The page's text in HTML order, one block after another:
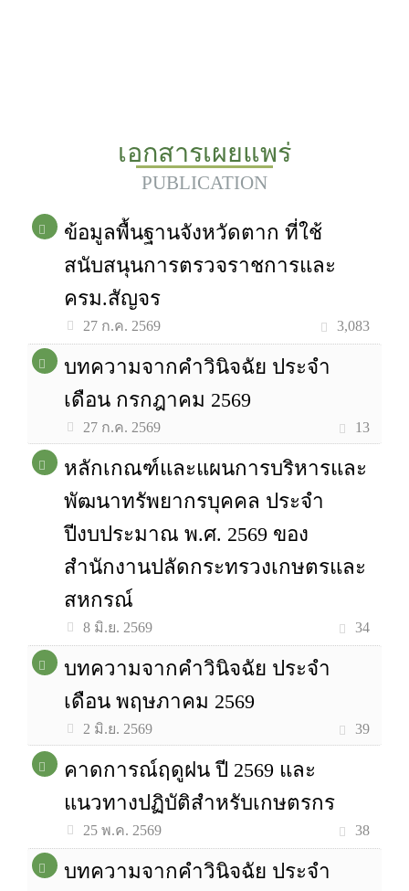
เอกสารเผยแพร่
PUBLICATION
ข้อมูลพื้นฐานจังหวัดตาก ที่ใช้
สนับสนุนการตรวจราชการและ
ครม.สัญจร
27 ก.ค. 2569 3,083
บทความจากคำวินิจฉัย ประจำ
เดือน กรกฎาคม 2569
27 ก.ค. 2569 13
หลักเกณฑ์และแผนการบริหารและ
พัฒนาทรัพยากรบุคคล ประจำ
ปีงบประมาณ พ.ศ. 2569 ของ
สำนักงานปลัดกระทรวงเกษตรและ
สหกรณ์
8 มิ.ย. 2569 34
บทความจากคำวินิจฉัย ประจำ
เดือน พฤษภาคม 2569
2 มิ.ย. 2569 39
คาดการณ์ฤดูฝน ปี 2569 และ
แนวทางปฏิบัติสำหรับเกษตรกร
25 พ.ค. 2569 38
บทความจากคำวินิจฉัย ประจำ